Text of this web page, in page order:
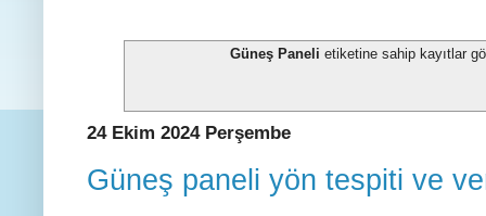
Güneş Paneli etiketine sahip kayıtlar
24 Ekim 2024 Perşembe
Güneş paneli yön tespiti ve